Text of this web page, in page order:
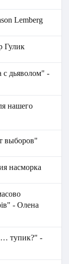
Lemberg
Гулик
с дьяволом" -
нашего
выборов"
насморка
- Олена
тупик?" -